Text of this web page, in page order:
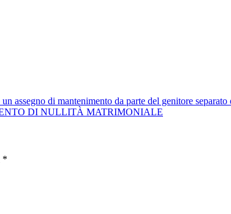
assegno di mantenimento da parte del genitore
DI NULLITÀ MATRIMONIALE
*